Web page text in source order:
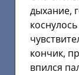
дыхание,
кончик,
впился